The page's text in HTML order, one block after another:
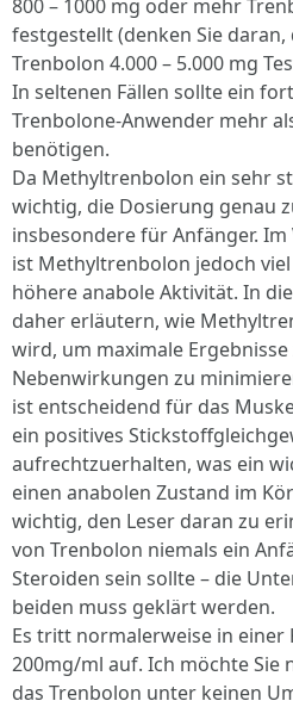
800 – 1000 mg oder mehr
festgestellt (denken Sie daran,
Trenbolon 4.000 – 5.000 mg
In seltenen Fällen sollte ein
Trenbolone-Anwender mehr
benötigen.
Da Methyltrenbolon ein sehr
wichtig, die Dosierung genau
insbesondere für Anfänger.
ist Methyltrenbolon jedoch
höhere anabole Aktivität. In
daher erläutern, wie
wird, um maximale
Nebenwirkungen zu
ist entscheidend für das
ein positives
aufrechtzuerhalten, was ein
einen anabolen Zustand im
wichtig, den Leser daran zu
von Trenbolon niemals ein
Steroiden sein sollte – die
beiden muss geklärt werden.
Es tritt normalerweise in einer
200mg/ml auf. Ich möchte Sie
das Trenbolon unter keinen